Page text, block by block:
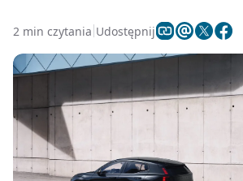
2 min czytania Udostępnij